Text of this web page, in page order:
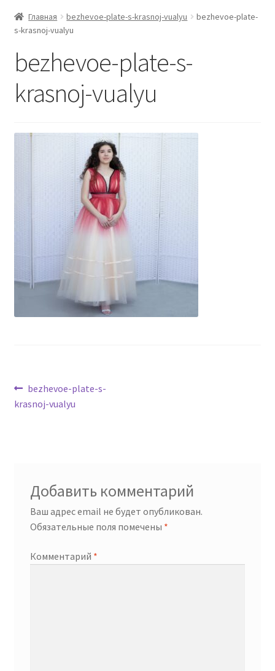
Главная bezhevoe-plate-s-krasnoj-vualyu
bezhevoe-plate-
s-krasnoj-vualyu
bezhevoe-plate-s-
krasnoj-vualyu
Навигация
по
Предыдущая
запись:
bezhevoe-plate-s-
krasnoj-vualyu
Добавить комментарий
Ваш адрес email не будет опубликован.
Обязательные поля помечены *
Комментарий *